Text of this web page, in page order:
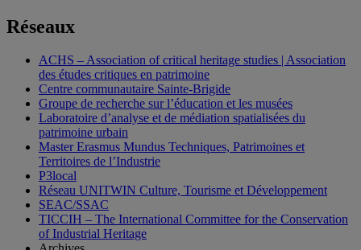
Réseaux
ACHS – Association of critical heritage studies | Association
des études critiques en patrimoine
Centre communautaire Sainte-Brigide
Groupe de recherche sur l’éducation et les musées
Laboratoire d’analyse et de médiation spatialisées du
patrimoine urbain
Master Erasmus Mundus Techniques, Patrimoines et
Territoires de l’Industrie
P3local
Réseau UNITWIN Culture, Tourisme et Développement
SEAC/SSAC
TICCIH – The International Committee for the Conservation
of Industrial Heritage